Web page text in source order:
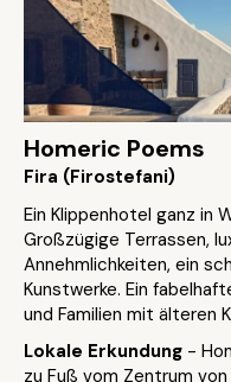
Homeric Poems
Fira (Firostefani)
Ein Klippenhotel ganz in
Großzügige Terrassen,
Annehmlichkeiten, ein
Kunstwerke. Ein
und Familien mit älteren
Lokale Erkundung -
zu Fuß vom Zentrum